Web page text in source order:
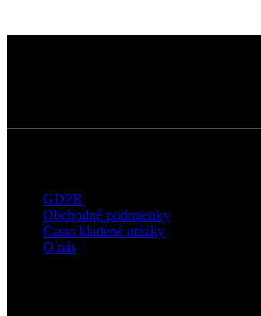
GDPR
Obchodné podmienky
Často kladené otázky
O nás